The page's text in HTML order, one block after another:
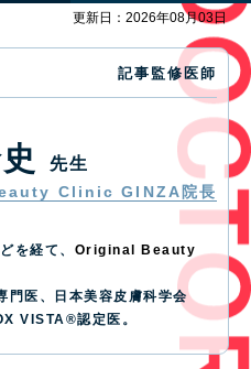
更新日：2026年08月03日
記事監修医師
先生
Clinic GINZA院長
を経て、 Original Beauty
医、日本美容皮膚科学会
VISTA®️認定医。